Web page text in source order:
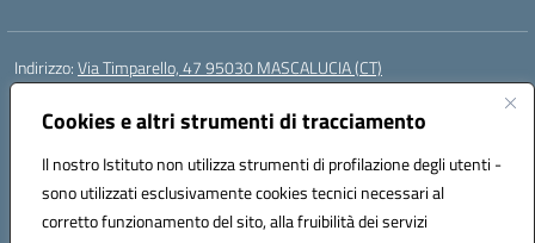
Cookies e altri strumenti di tracciamento
Il nostro Istituto non utilizza strumenti di profilazione degli utenti -
sono utilizzati esclusivamente cookies tecnici necessari al
corretto funzionamento del sito, alla fruibilità dei servizi
Indirizzo:Via Timparello, 47 95030 MASCALUCIA (CT)
Centralino:
Posta elettronica certificata (PEC):ctic8bc002@pec.istruzione.it
Codice fiscale: 93238350875
Codice meccanografico:ctic8bc002
Codice Indice delle Pubbliche Amministrazioni (IPA): istsc_ctic8bc002
Codice unico di fatturazione (CUF): 2PO2JW